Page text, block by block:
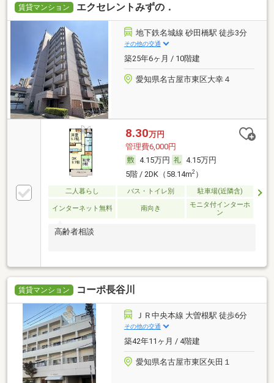
賃貸マンション エクセレントみずの．
地下鉄名城線 砂田橋駅 徒歩3分
その他の交通
築25年6ヶ月 / 10階建
愛知県名古屋市東区大幸４
8.30万円
管理費6,000円
4.15万円
4.15万円
5階 / 2DK（58.14m2）
二人暮らし バス・トイレ別 駐車場(近隣含)
インターネット無料 南向き
モニタ付インターホ
ン
高齢者相談
賃貸マンション コーポ長谷川
ＪＲ中央本線 大曽根駅 徒歩6分
その他の交通
築42年11ヶ月 / 4階建
愛知県名古屋市東区矢田１